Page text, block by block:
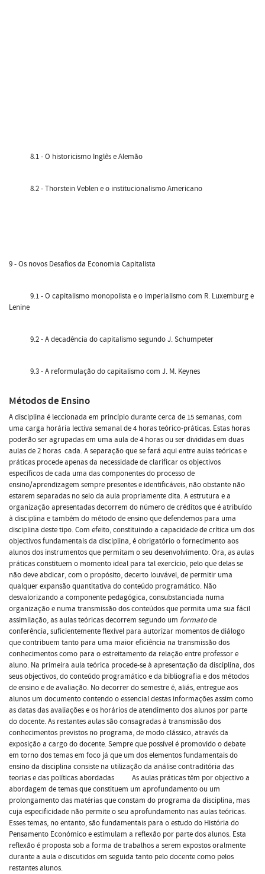
8.1 - O historicismo Inglês e Alemão
8.2 - Thorstein Veblen e o institucionalismo Americano
9 - Os novos Desafios da Economia Capitalista
9.1 - O capitalismo monopolista e o imperialismo com R. Luxemburg e
Lenine
9.2 - A decadência do capitalismo segundo J. Schumpeter
9.3 - A reformulação do capitalismo com J. M. Keynes
Métodos de Ensino
A disciplina é leccionada em princípio durante cerca de 15 semanas, com
uma carga horária lectiva semanal de 4 horas teórico-práticas. Estas horas
poderão ser agrupadas em uma aula de 4 horas ou ser divididas em duas
aulas de 2 horas cada. A separação que se fará aqui entre aulas teóricas e
práticas procede apenas da necessidade de clarificar os objectivos
específicos de cada uma das componentes do processo de
ensino/aprendizagem sempre presentes e identificáveis, não obstante não
estarem separadas no seio da aula propriamente dita. A estrutura e a
organização apresentadas decorrem do número de créditos que é atribuído
à disciplina e também do método de ensino que defendemos para uma
disciplina deste tipo. Com efeito, constituindo a capacidade de crítica um dos
objectivos fundamentais da disciplina, é obrigatório o fornecimento aos
alunos dos instrumentos que permitam o seu desenvolvimento. Ora, as aulas
práticas constituem o momento ideal para tal exercício, pelo que delas se
não deve abdicar, com o propósito, decerto louvável, de permitir uma
qualquer expansão quantitativa do conteúdo programático. Não
desvalorizando a componente pedagógica, consubstanciada numa
organização e numa transmissão dos conteúdos que permita uma sua fácil
assimilação, as aulas teóricas decorrem segundo um formatode
conferência, suficientemente flexível para autorizar momentos de diálogo
que contribuem tanto para uma maior eficiência na transmissão dos
conhecimentos como para o estreitamento da relação entre professor e
aluno. Na primeira aula teórica procede-se à apresentação da disciplina, dos
seus objectivos, do conteúdo programático e da bibliografia e dos métodos
de ensino e de avaliação. No decorrer do semestre é, aliás, entregue aos
alunos um documento contendo o essencial destas informações assim como
as datas das avaliações e os horários de atendimento dos alunos por parte
do docente. As restantes aulas são consagradas à transmissão dos
conhecimentos previstos no programa, de modo clássico, através da
exposição a cargo do docente. Sempre que possível é promovido o debate
em torno dos temas em foco já que um dos elementos fundamentais do
ensino da disciplina consiste na utilização da análise contraditória das
teorias e das políticas abordadas As aulas práticas têm por objectivo a
abordagem de temas que constituem um aprofundamento ou um
prolongamento das matérias que constam do programa da disciplina, mas
cuja especificidade não permite o seu aprofundamento nas aulas teóricas.
Esses temas, no entanto, são fundamentais para o estudo do História do
Pensamento Económico e estimulam a reflexão por parte dos alunos. Esta
reflexão é proposta sob a forma de trabalhos a serem expostos oralmente
durante a aula e discutidos em seguida tanto pelo docente como pelos
restantes alunos.